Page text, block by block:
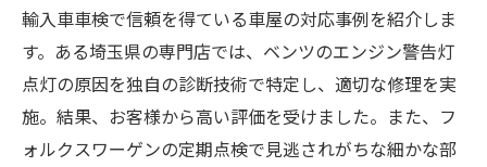
輸入車車検で信頼を得ている車屋の対応事例を紹介しま
す。ある埼玉県の専門店では、ベンツのエンジン警告灯
点灯の原因を独自の診断技術で特定し、適切な修理を実
施。結果、お客様から高い評価を受けました。また、フ
ォルクスワーゲンの定期点検で見逃されがちな細かな部